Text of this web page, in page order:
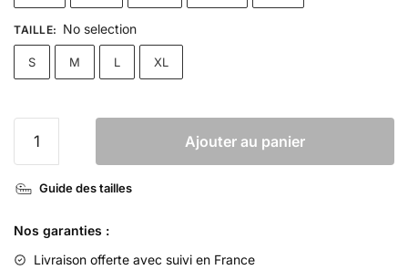
TAILLE: No selection
S M L XL
Ajouter au panier
Guide des tailles
Nos garanties :
Livraison offerte avec suivi en France